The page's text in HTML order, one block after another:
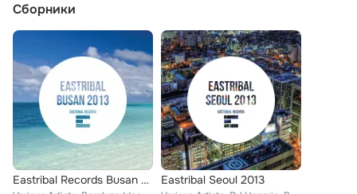
Сборники
Eastribal Records Busan 2013 Eastribal Seoul 2013